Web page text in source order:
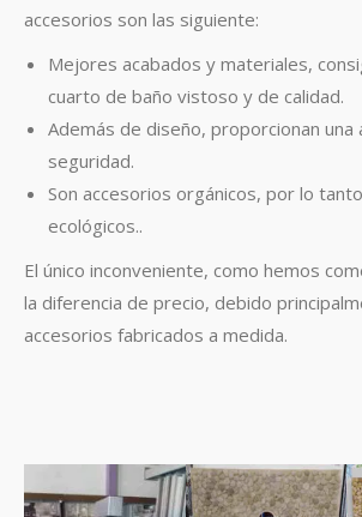
accesorios son las siguiente:
Mejores acabados y materiales,
cuarto de baño vistoso y de calidad.
Además de diseño, proporcionan una
seguridad.
Son accesorios orgánicos, por lo
ecológicos..
El único inconveniente, como hemos
la diferencia de precio, debido
accesorios fabricados a medida.